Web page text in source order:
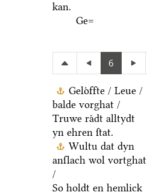
kan.
Ge=
6
Geloͤffte / Leue /
balde vorghat /
Truwe raͤdt alltydt
yn ehren ſtat.
Wultu dat dyn
anſlach wol vortghat
/
So holdt en hemlick